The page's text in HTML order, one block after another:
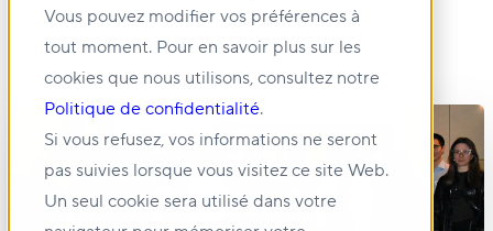
Vous pouvez modifier vos préférences à
tout moment. Pour en savoir plus sur les
cookies que nous utilisons, consultez notre
Politique de confidentialité.
Si vous refusez, vos informations ne seront
pas suivies lorsque vous visitez ce site Web.
Un seul cookie sera utilisé dans votre